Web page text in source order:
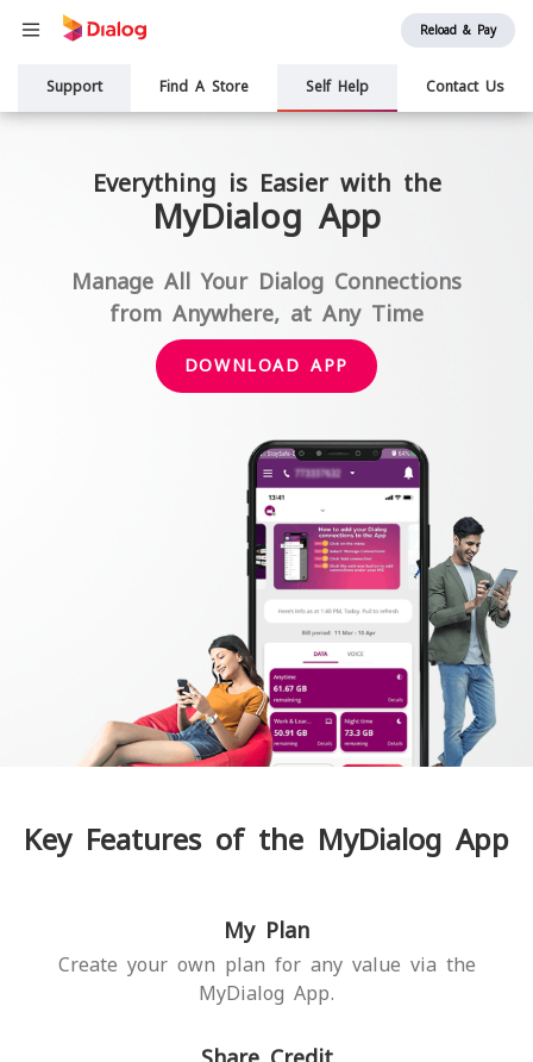
Reload & Pay
Main
navigation
Support Find A Store Self Help Contact Us
Everything is Easier with the
MyDialog App
Manage All Your Dialog Connections
from Anywhere, at Any Time
DOWNLOAD APP
Key Features of the MyDialog App
My Plan
Create your own plan for any value via the
MyDialog App.